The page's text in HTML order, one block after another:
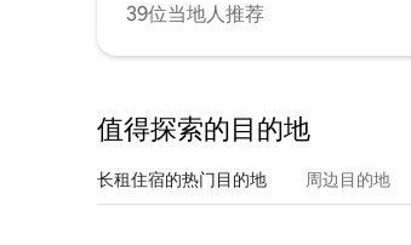
39位当地人推荐
值得探索的目的地
长租住宿的热门目的地 周边目的地